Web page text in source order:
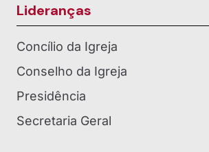
Lideranças
Concílio da Igreja
Conselho da Igreja
Presidência
Secretaria Geral